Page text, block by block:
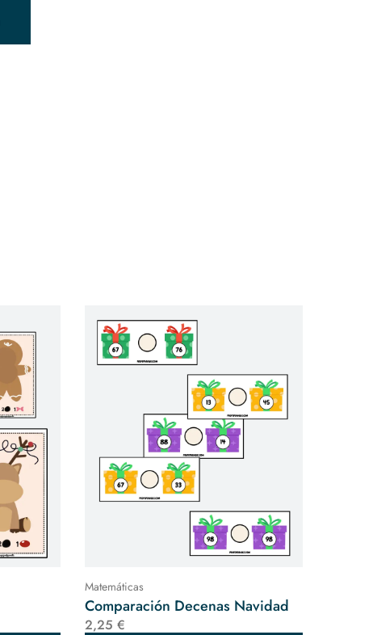
Matemáticas
Comparación Decenas Navidad
2,25 €